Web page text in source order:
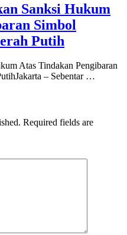
Sanksi Hukum
Simbol
Putih
Atas Tindakan Pengibaran
– Sebentar …
Required fields are